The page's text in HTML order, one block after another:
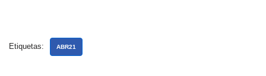
Etiquetas: ABR21